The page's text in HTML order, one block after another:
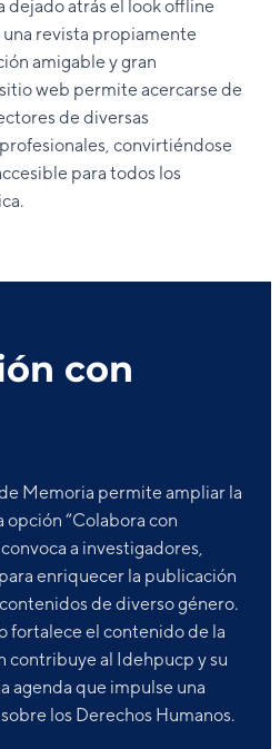
dejado atrás el look offline
revista propiamente
amigable y gran
web permite acercarse de
de diversas
convirtiéndose
para todos los
con
Memoria permite ampliar la
opción “Colabora con
a investigadores,
enriquecer la publicación
de diverso género.
fortalece el contenido de la
contribuye al Idehpucp y su
agenda que impulse una
los Derechos Humanos.